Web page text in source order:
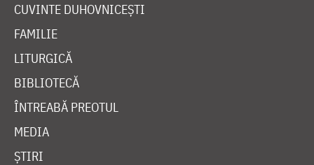
CUVINTE DUHOVNICEȘTI
FAMILIE
LITURGICĂ
BIBLIOTECĂ
ÎNTREABĂ PREOTUL
MEDIA
ȘTIRI